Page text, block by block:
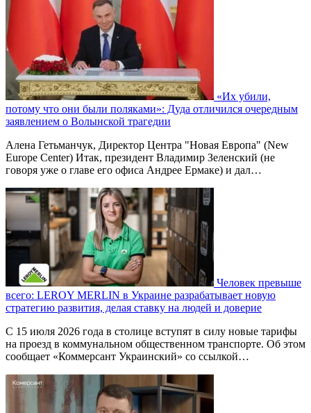
«Их убили,
потому что они были поляками»: Дуда отличился очередным
заявлением о Волынской трагедии
Алена Гетьманчук, Директор Центра "Новая Европа" (New
Europe Center) Итак, президент Владимир Зеленский (не
говоря уже о главе его офиса Андрее Ермаке) и дал…
Человек превыше
всего: LEROY MERLIN в Украине разрабатывает новую
стратегию развития, делая ставку на людей и доверие
С 15 июля 2026 года в столице вступят в силу новые тарифы
на проезд в коммунальном общественном транспорте. Об этом
сообщает «Коммерсант Украинский» со ссылкой…